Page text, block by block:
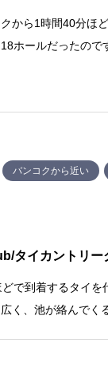
から1時間40分ほ
ホールだったので
バンコクから近い
タイカントリー
で到着するタイ
く、池が絡んでく